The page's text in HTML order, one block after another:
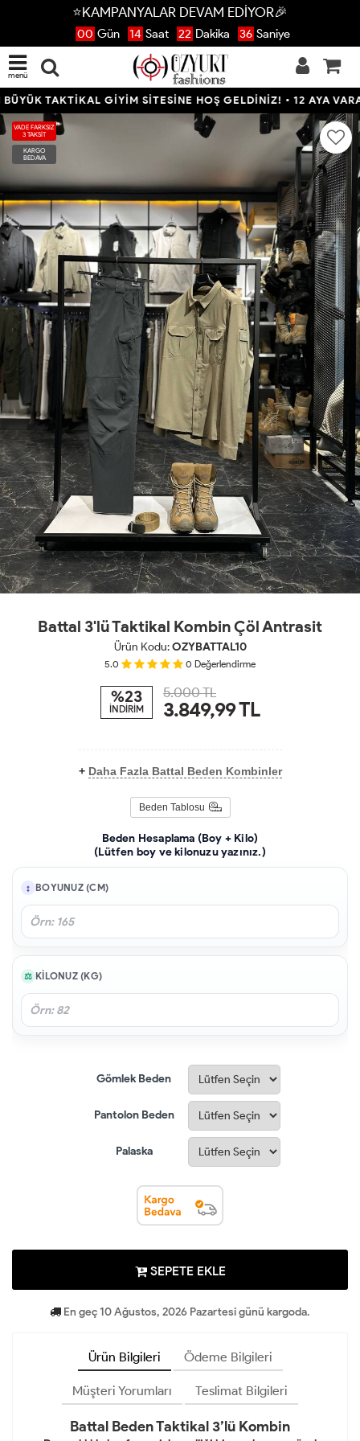
⭐KAMPANYALAR DEVAM EDİYOR🎉
00 Gün 14 Saat 22 Dakika 36 Saniye
menü
TAKTİKAL GİYİM SİTESİNE HOŞ GELDİNİZ! • 12 AYA VARAN
VADE FARKSIZ
3 TAKSİT
KARGO
BEDAVA
Battal 3'lü Taktikal Kombin Çöl Antrasit
Ürün Kodu:OZYBATTAL10
5.0 0 Değerlendirme
%23
İNDİRİM
5.000 TL
3.849,99TL
+ Daha Fazla Battal Beden Kombinler
Beden Tablosu
Beden Hesaplama (Boy + Kilo)
(Lütfen boy ve kilonuzu yazınız.)
BOYUNUZ (CM)
KILONUZ (KG)
Gömlek Beden
Pantolon Beden
Palaska
SEPETE EKLE
En geç 10 Ağustos, 2026 Pazartesi günü kargoda.
Ürün Bilgileri Ödeme Bilgileri
Müşteri Yorumları Teslimat Bilgileri
Battal Beden Taktikal 3’lü Kombin